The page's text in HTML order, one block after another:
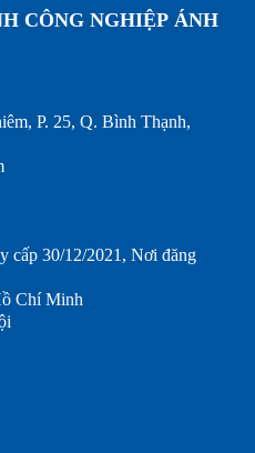
CÔNG NGHIỆP ÁNH
Mr.Hội
P. 25, Q. Bình Thạnh,
cấp 30/12/2021, Nơi đăng
Chí Minh